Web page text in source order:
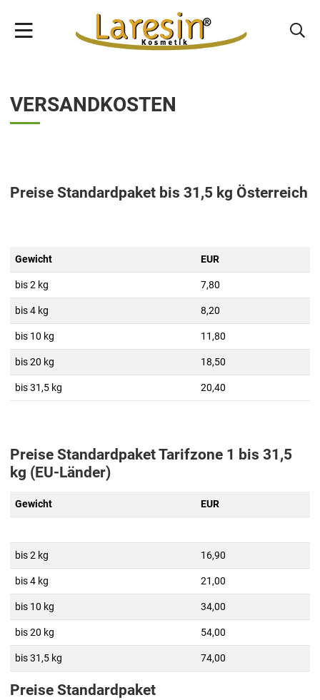
VERSANDKOSTEN
Preise Standardpaket bis 31,5 kg Österreich
Gewicht EUR
bis 2 kg 7,80
bis 4 kg 8,20
bis 10 kg 11,80
bis 20 kg 18,50
bis 31,5 kg 20,40
Preise Standardpaket Tarifzone 1 bis 31,5
kg (EU-Länder)
Gewicht EUR
bis 2 kg 16,90
bis 4 kg 21,00
bis 10 kg 34,00
bis 20 kg 54,00
bis 31,5 kg 74,00
Preise Standardpaket